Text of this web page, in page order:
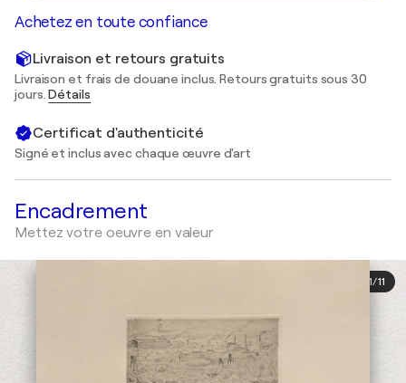
Achetez en toute confiance
Livraison et retours gratuits
Livraison et frais de douane inclus. Retours gratuits sous 30
jours.Détails
Certificat d'authenticité
Signé et inclus avec chaque œuvre d'art
Encadrement
Mettez votre oeuvre en valeur
1/11